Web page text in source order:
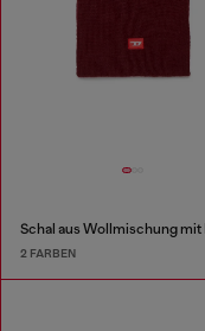
2 FARBEN